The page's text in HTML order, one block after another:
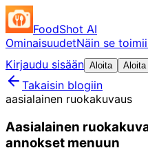
FoodShot AI
OminaisuudetNäin se toimii
Kirjaudu sisään Aloita Aloita
Takaisin blogiin
aasialainen ruokakuvaus
Aasialainen
annokset menuun